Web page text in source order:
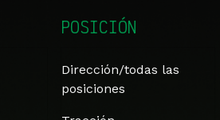
POSICIÓN
Dirección/todas las
posiciones